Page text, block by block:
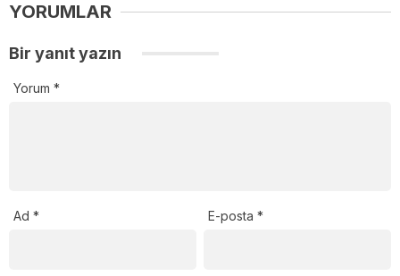
YORUMLAR
Bir yanıt yazın
Yorum *
Ad * E-posta*